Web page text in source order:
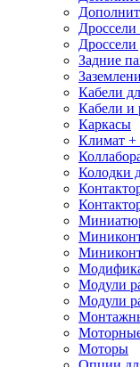
Дроссели
Задние
Кабели
Кабели и
Каркасы
Климат +
Колодки
Модули
Модули
Моторы